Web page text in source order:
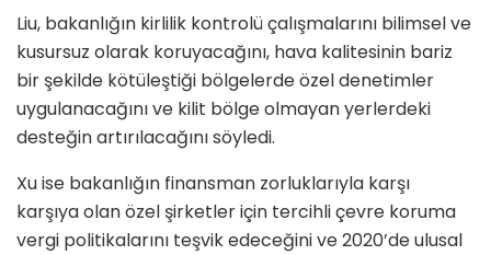
Liu, bakanlığın kirlilik kontrolü çalışmalarını bilimsel ve
kusursuz olarak koruyacağını, hava kalitesinin bariz
bir şekilde kötüleştiği bölgelerde özel denetimler
uygulanacağını ve kilit bölge olmayan yerlerdeki
desteğin artırılacağını söyledi.
Xu ise bakanlığın finansman zorluklarıyla karşı
karşıya olan özel şirketler için tercihli çevre koruma
vergi politikalarını teşvik edeceğini ve 2020’de ulusal